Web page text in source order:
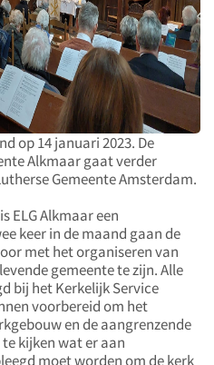
op 14 januari 2023. De
Alkmaar gaat verder
Gemeente Amsterdam.
ELG Alkmaar een
keer in de maand gaan de
met het organiseren van
gemeente te zijn. Alle
bij het Kerkelijk Service
voorbereid om het
en de aangrenzende
kijken wat er aan
moet worden om de kerk